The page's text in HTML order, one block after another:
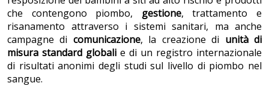
che contengono piombo, gestione, trattamento e
risanamento attraverso i sistemi sanitari, ma anche
campagne di comunicazione, la creazione di unità di
misura standard globali e di un registro internazionale
di risultati anonimi degli studi sul livello di piombo nel
sangue.